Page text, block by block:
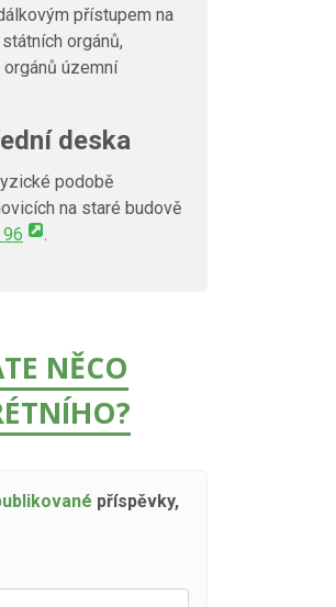
přístupem na
orgánů,
územní
deska
podobě
na staré budově
96 .
NĚCO
příspěvky,